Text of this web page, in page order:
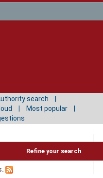
search
Most popular
Refine your search